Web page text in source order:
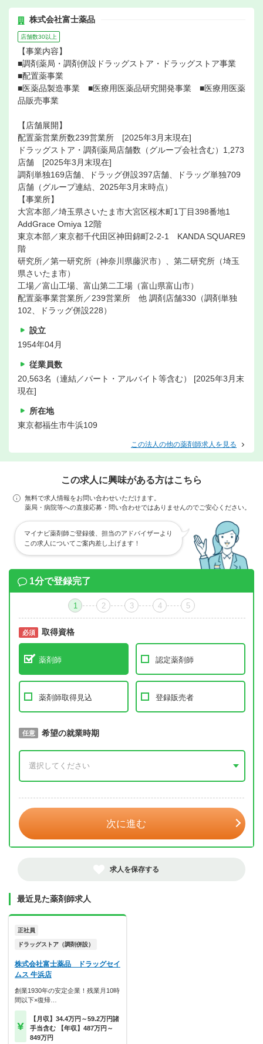
株式会社富士薬品
店舗数30以上
【事業内容】
■調剤薬局・調剤併設ドラッグストア・ドラッグストア事業
■配置薬事業
■医薬品製造事業 ■医療用医薬品研究開発事業 ■医療用医薬
品販売事業
【店舗展開】
配置薬営業所数239営業所 [2025年3月末現在]
ドラッグストア・調剤薬局店舗数（グループ会社含む）1,273
店舗 [2025年3月末現在]
調剤単独169店舗、ドラッグ併設397店舗、ドラッグ単独709
店舗（グループ連結、2025年3月末時点）
【事業所】
大宮本部／埼玉県さいたま市大宮区桜木町1丁目398番地1
AddGrace Omiya 12階
東京本部／東京都千代田区神田錦町2-2-1 KANDA SQUARE9
階
研究所／第一研究所（神奈川県藤沢市）、第二研究所（埼玉
県さいたま市）
工場／富山工場、富山第二工場（富山県富山市）
配置薬事業営業所／239営業所 他 調剤店舗330（調剤単独
102、ドラッグ併設228）
設立
1954年04月
従業員数
20,563名（連結／パート・アルバイト等含む） [2025年3月末
現在]
所在地
東京都福生市牛浜109
この法人の他の薬剤師求人を見る
この求人に興味がある方はこちら
無料で求人情報をお問い合わせいただけます。
薬局・病院等への直接応募・問い合わせではありませんのでご安心ください。
マイナビ薬剤師ご登録後、担当のアドバイザーより
この求人についてご案内差し上げます！
1分で登録完了
1 2 3 4 5
必須 取得資格
薬剤師 認定薬剤師
薬剤師取得見込 登録販売者
必須 取得予定年
任意 希望の就業時期
次に進む
求人を保存する
最近見た薬剤師求人
正社員
ドラッグストア（調剤併設）
株式会社富士薬品 ドラッグセイ
ムス 牛浜店
創業1930年の安定企業！残業月10時
間以下×復帰…
【月収】34.4万円～59.2万円諸
手当含む 【年収】487万円～
849万円